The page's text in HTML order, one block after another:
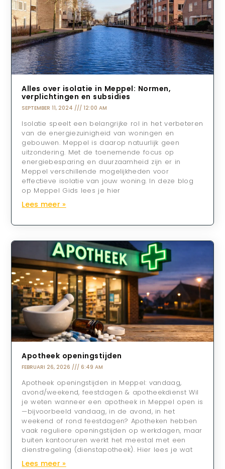
Alles over isolatie in Meppel: Normen,
verplichtingen en subsidies
SEPTEMBER 11, 2024 12:00 AM
Isolatie speelt een belangrijke rol in het verbeteren
van de energiezuinigheid van woningen en
gebouwen. Meppel is daarop natuurlijk geen
uitzondering. Met de toenemende focus op
energiebesparing en duurzaamheid zijn er in
Meppel verschillende mogelijkheden voor
effectieve isolatie van jouw woning. In deze blog
op Meppel Gids lees je hier
Lees meer »
Apotheek openingstijden
FEBRUARI 26, 2026 6:49 AM
Apotheek openingstijden in Meppel: vandaag,
avond/weekend, feestdagen & apotheekdienst Wil
je weten wanneer een apotheek in Meppel open is
—bijvoorbeeld vandaag, in de avond, in het
weekend of rond feestdagen? Apotheken hebben
vaak reguliere openingstijden op werkdagen, maar
buiten kantooruren werkt het meestal met een
dienstregeling (dienstapotheek). Hier lees je wat
Lees meer »